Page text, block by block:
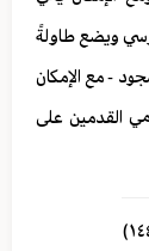
ويضع طاولةً
- مع الإمكان
القدمين على